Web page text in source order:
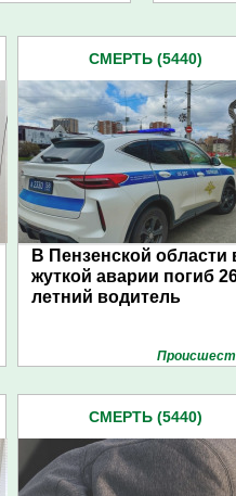
СМЕРТЬ (5440)
В Пензенской области
жуткой аварии погиб
летний водитель
СМЕРТЬ (5440)